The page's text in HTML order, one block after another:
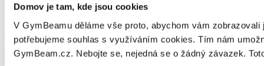
Domov je tam, kde jsou cookies
V GymBeamu děláme vše proto, abychom vám
potřebujeme souhlas s využíváním cookies. Tím nám
GymBeam.cz. Nebojte se, nejedná se o žádný závazek.
Běh
Bojové sporty
Cyklistika
Jóga a pilates
Otužování